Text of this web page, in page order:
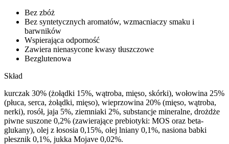
Bez zbóż
Bez syntetycznych aromatów, wzmacniaczy smaku i
barwników
Wspierająca odporność
Zawiera nienasycone kwasy tłuszczowe
Bezglutenowa
Skład
kurczak 30% (żołądki 15%, wątroba, mięso, skórki), wołowina 25%
(płuca, serca, żołądki, mięso), wieprzowina 20% (mięso, wątroba,
nerki), rosół, jaja 5%, ziemniaki 2%, substancje mineralne, drożdże
piwne suszone 0,2% (zawierające prebiotyki: MOS oraz beta-
glukany), olej z łososia 0,15%, olej lniany 0,1%, nasiona babki
płesznik 0,1%, jukka Mojave 0,02%.